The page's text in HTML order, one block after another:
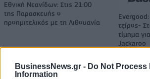
BusinessNews.gr - Do Not Process
Information
Εθνική Νεανίδων: Στις 21:00
της Παρασκευής ο
προημιτελικός με τη Λιθουανία
Evergood:
τζίρος-
τίμημα
Jackaroo